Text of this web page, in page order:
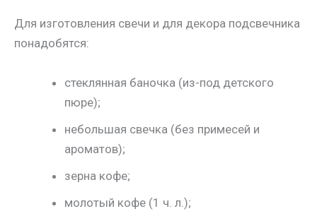
Для изготовления свечи и для декора подсвечника
понадобятся:
стеклянная баночка (из-под детского
пюре);
небольшая свечка (без примесей и
ароматов);
зерна кофе;
молотый кофе (1 ч. л.);